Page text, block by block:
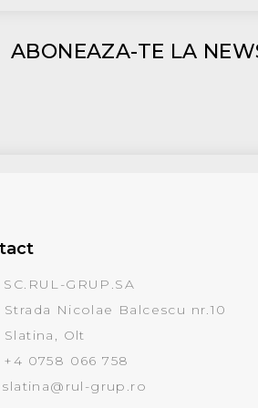
ABONEAZA-TE LA
SC.RUL-GRUP.SA
Strada Nicolae Balcescu nr.10
Slatina, Olt
+4 0758 066 758
slatina@rul-grup.ro